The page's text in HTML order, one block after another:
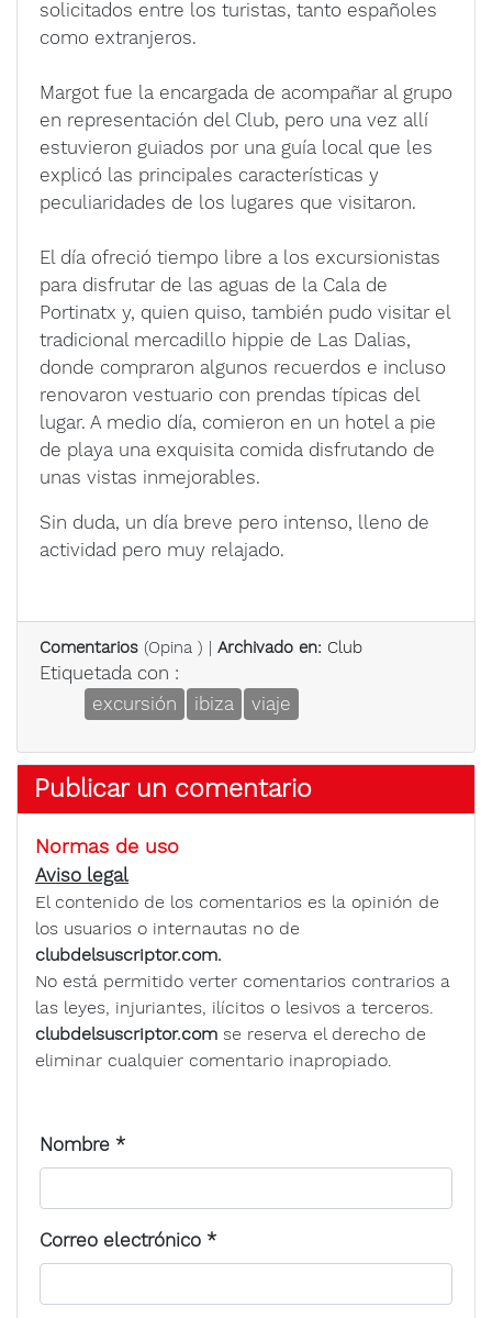
solicitados entre los turistas, tanto españoles
como extranjeros.
Margot fue la encargada de acompañar al grupo
en representación del Club, pero una vez allí
estuvieron guiados por una guía local que les
explicó las principales características y
peculiaridades de los lugares que visitaron.
El día ofreció tiempo libre a los excursionistas
para disfrutar de las aguas de la Cala de
Portinatx y, quien quiso, también pudo visitar el
tradicional mercadillo hippie de Las Dalias,
donde compraron algunos recuerdos e incluso
renovaron vestuario con prendas típicas del
lugar. A medio día, comieron en un hotel a pie
de playa una exquisita comida disfrutando de
unas vistas inmejorables.
Sin duda, un día breve pero intenso, lleno de
actividad pero muy relajado.
Comentarios (Opina ) | Archivado en: Club
Etiquetada con :
excursión
ibiza viaje
Publicar un comentario
Normas de uso
Aviso legal
El contenido de los comentarios es la opinión de
los usuarios o internautas no de
clubdelsuscriptor.com.
No está permitido verter comentarios contrarios a
las leyes, injuriantes, ilícitos o lesivos a terceros.
clubdelsuscriptor.com se reserva el derecho de
eliminar cualquier comentario inapropiado.
Nombre *
Correo electrónico *